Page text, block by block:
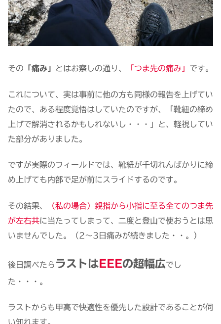
その 「痛み」 とはお察しの通り、 「つま先の痛み」 です。
これについて、実は事前に他の方も同様の報告を上げてい
たので、ある程度覚悟はしていたのですが、「靴紐の締め
上げで解消されるかもしれないし・・・」と、軽視してい
た部分がありました。
ですが実際のフィールドでは、靴紐が千切れんばかりに締
め上げても内部で足が前にスライドするのです。
その結果、
（私の場合）親指から小指に至る全てのつま先
が左右共に当たってしまって、二度と登山で使おうとは思
いませんでした。（2〜3日痛みが続きました・・。）
後日調べたら ラストは EEEの超幅広でし
た・・・。
ラストからも甲高で快適性を優先した設計であることが伺
い知れます。